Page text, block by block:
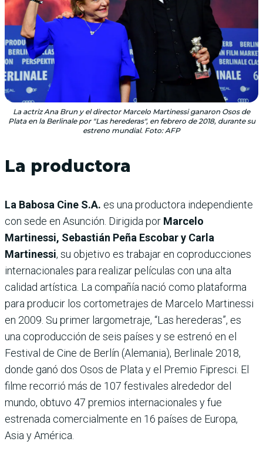
La actriz Ana Brun y el director Marcelo Martinessi ganaron Osos de
Plata en la Berlinale por "Las herederas", en febrero de 2018, durante su
estreno mundial. Foto: AFP
La productora
La Babosa Cine S.A. es una productora independiente
con sede en Asunción. Dirigida por Marcelo
Martinessi, Sebastián Peña Escobar y Carla
Martinessi, su objetivo es trabajar en coproducciones
internacionales para realizar películas con una alta
calidad artística. La compañía nació como plataforma
para producir los cortometrajes de Marcelo Martinessi
en 2009. Su primer largometraje, “Las herederas”, es
una coproducción de seis países y se estrenó en el
Festival de Cine de Berlín (Alemania), Berlinale 2018,
donde ganó dos Osos de Plata y el Premio Fipresci. El
filme recorrió más de 107 festivales alrededor del
mundo, obtuvo 47 premios internacionales y fue
estrenada comercialmente en 16 países de Europa,
Asia y América.